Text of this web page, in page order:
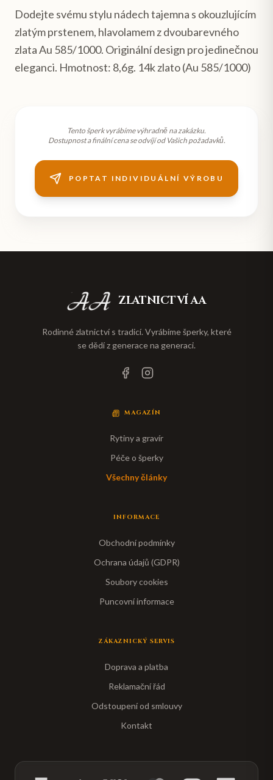
Dodejte svému stylu nádech tajemna s okouzlujícím
zlatým prstenem, hlavolamem z dvoubarevného
zlata Au 585/1000. Originální design pro jedinečnou
eleganci. Hmotnost: 8,6g. 14k zlato (Au 585/1000)
Tento šperk vyrábíme výhradně na zakázku.
Dostupnost a finální cena se odvíjí od Vašich požadavků.
POPTAT INDIVIDUÁLNÍ VÝROBU
ZLATNICTVÍ AA
Rodinné zlatnictví s tradicí. Vyrábíme šperky, které
se dědí z generace na generaci.
MAGAZÍN
Rytiny a gravír
Péče o šperky
Všechny články
INFORMACE
Obchodní podmínky
Ochrana údajů (GDPR)
Soubory cookies
Puncovní informace
ZÁKAZNICKÝ SERVIS
Doprava a platba
Reklamační řád
Odstoupení od smlouvy
Kontakt